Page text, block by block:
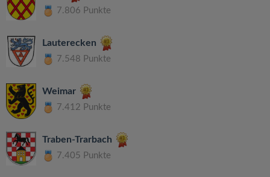
7.806 Punkte
Lauterecken
7.548 Punkte
Weimar
7.412 Punkte
Traben-Trarbach
7.405 Punkte